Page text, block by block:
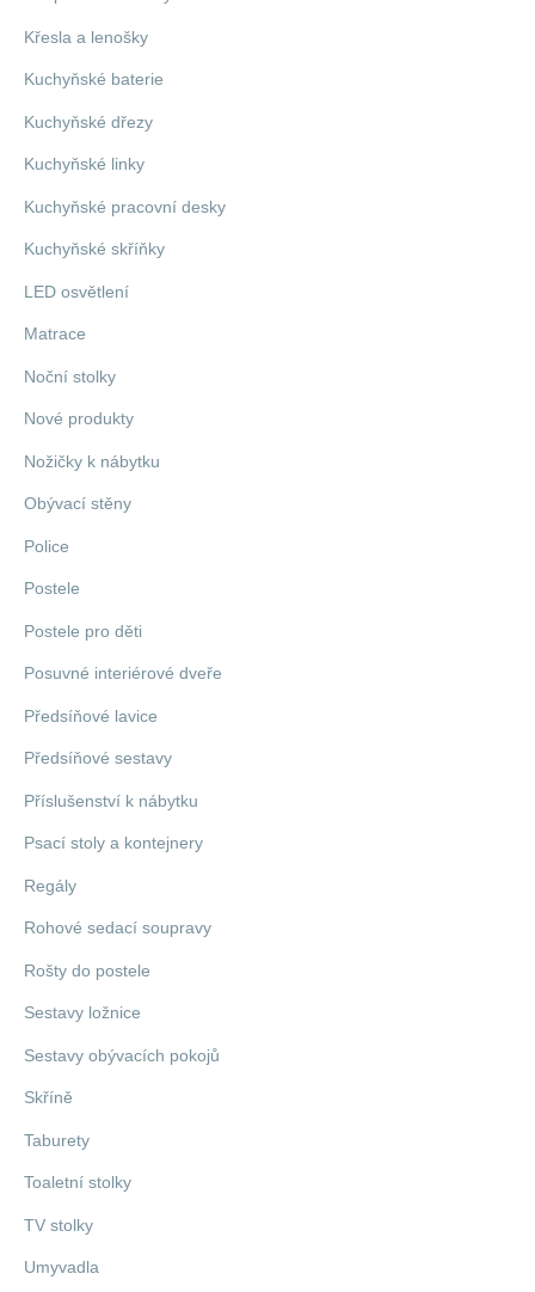
Křesla a lenošky
Kuchyňské baterie
Kuchyňské dřezy
Kuchyňské linky
Kuchyňské pracovní desky
Kuchyňské skříňky
LED osvětlení
Matrace
Noční stolky
Nové produkty
Nožičky k nábytku
Obývací stěny
Police
Postele
Postele pro děti
Posuvné interiérové dveře
Předsíňové lavice
Předsíňové sestavy
Příslušenství k nábytku
Psací stoly a kontejnery
Regály
Rohové sedací soupravy
Rošty do postele
Sestavy ložnice
Sestavy obývacích pokojů
Skříně
Taburety
Toaletní stolky
TV stolky
Umyvadla